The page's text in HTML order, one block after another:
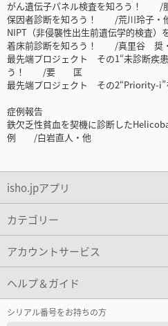
がん遺伝子パネル検査を知ろう！ /
保因者診断を知ろう！ /荒川玲子・
NIPT（非侵襲性出生前遺伝学的検査
着床前診断を知ろう！ /真里谷 奨
最先端プロジェクト その1“未診断疾
う！ /要 匡
最先端プロジェクト その
症例報告
鉄欠乏性貧血を契機に診断した
例 /白岩直人・他
isho.jpアプリ
カテゴリー
アカウントサービス
ヘルプ＆ガイド
シリアル番号をお持ちの方